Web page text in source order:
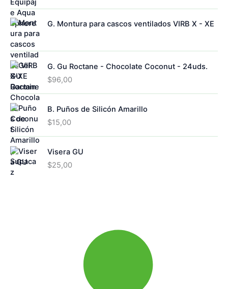
G. Montura para cascos ventilados VIRB X - XE
G. Gu Roctane - Chocolate Coconut - 24uds.
$96,00
B. Puños de Silicón Amarillo
$15,00
Visera GU
$25,00